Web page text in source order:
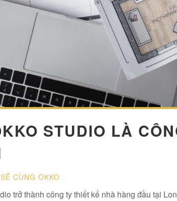
STUDIO LÀ
CÙNG OKKO
trở thành công ty thiết kế nhà hàng đầu tại